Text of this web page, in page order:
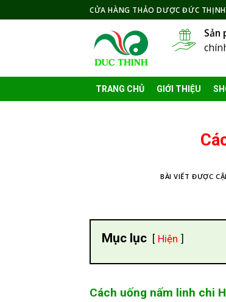
to
CỬA HÀNG THẢO DƯỢC ĐỨC THỊNH
Sản
TRANG CHỦ GIỚI THIỆU
BÀI VIẾT ĐƯỢC
Mục lục Hiện
Cách uống nấm linh chi